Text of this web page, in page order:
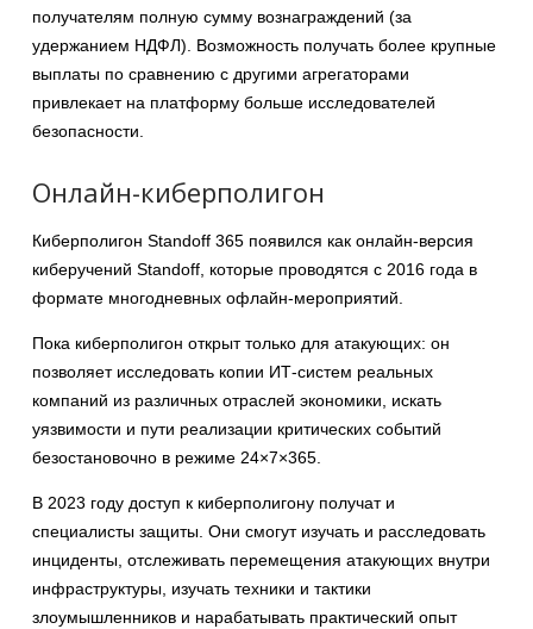
получателям полную сумму вознаграждений (за
удержанием НДФЛ). Возможность получать более крупные
выплаты по сравнению с другими агрегаторами
привлекает на платформу больше исследователей
безопасности.
Онлайн-киберполигон
Киберполигон Standoff 365 появился как онлайн-версия
киберучений Standoff, которые проводятся с 2016 года в
формате многодневных офлайн-мероприятий.
Пока киберполигон открыт только для атакующих: он
позволяет исследовать копии ИТ-систем реальных
компаний из различных отраслей экономики, искать
уязвимости и пути реализации критических событий
безостановочно в режиме 24×7×365.
В 2023 году доступ к киберполигону получат и
специалисты защиты. Они смогут изучать и расследовать
инциденты, отслеживать перемещения атакующих внутри
инфраструктуры, изучать техники и тактики
злоумышленников и нарабатывать практический опыт